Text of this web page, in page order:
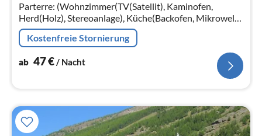
Parterre: (Wohnzimmer(TV(Satellit), Kaminofen,
Herd(Holz), Stereoanlage), Küche(Backofen, Mikrowelle,
Spülmaschine, Kühl-/Gefrierkombination)
Kostenfreie Stornierung
ab 47€/ Nacht